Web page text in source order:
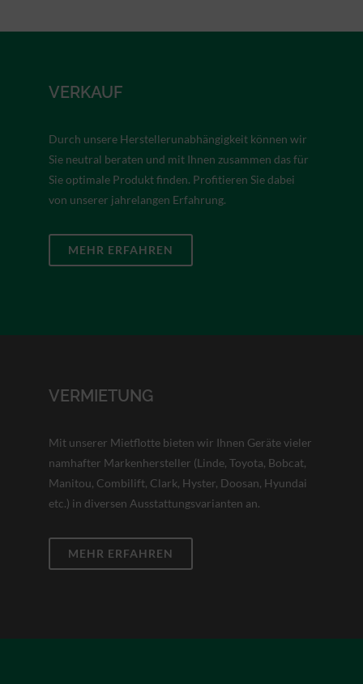
VERKAUF
Durch unsere Herstellerunabhängigkeit können wir
Sie neutral beraten und mit Ihnen zusammen das für
Sie optimale Produkt finden. Profitieren Sie dabei
von unserer jahrelangen Erfahrung.
MEHR ERFAHREN
VERMIETUNG
Mit unserer Mietflotte bieten wir Ihnen Geräte vieler
namhafter Markenhersteller (Linde, Toyota, Bobcat,
Manitou, Combilift, Clark, Hyster, Doosan, Hyundai
etc.) in diversen Ausstattungsvarianten an.
MEHR ERFAHREN